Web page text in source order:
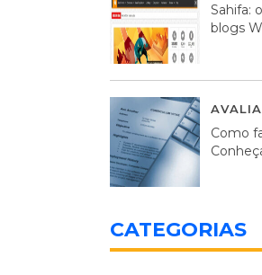
Sahifa:
blogs
Como
CATEGORIAS